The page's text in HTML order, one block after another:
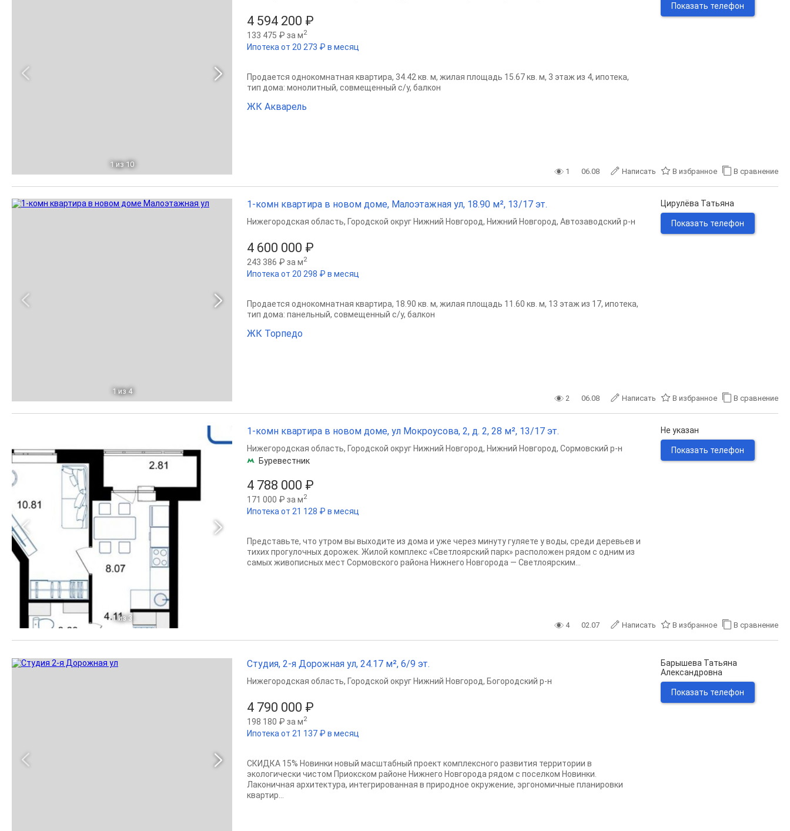
1 из 10
4 594 200 ₽
133 475 ₽ за м2
Ипотека от 20 273 ₽ в месяц
Продается однокомнатная квартира, 34.42 кв. м, жилая площадь 15.67 кв. м, 3 этаж из 4, ипотека,
тип дома: монолитный, совмещенный с/у, балкон
ЖК Акварель
Показать телефон
1 06.08 Написать В избранное В сравнение
1 из 4
1-комн квартира в новом доме, Малоэтажная ул, 18.90 м², 13/17 эт.
4 600 000 ₽
243 386 ₽ за м2
Ипотека от 20 298 ₽ в месяц
Нижегородская область, Городской округ Нижний Новгород, Нижний Новгород, Автозаводский р-н
Продается однокомнатная квартира, 18.90 кв. м, жилая площадь 11.60 кв. м, 13 этаж из 17, ипотека,
тип дома: панельный, совмещенный с/у, балкон
ЖК Торпедо
Цирулёва Татьяна
Показать телефон
2 06.08 Написать В избранное В сравнение
1 из 3
1-комн квартира в новом доме, ул Мокроусова, 2, д. 2, 28 м², 13/17 эт.
4 788 000 ₽
171 000 ₽ за м2
Ипотека от 21 128 ₽ в месяц
Нижегородская область, Городской округ Нижний Новгород, Нижний Новгород, Сормовский р-н
Буревестник
Представьте, что утром вы выходите из дома и уже через минуту гуляете у воды, среди деревьев и
тихих прогулочных дорожек. Жилой комплекс «Светлоярский парк» расположен рядом с одним из
самых живописных мест Сормовского района Нижнего Новгорода — Светлоярским...
Не указан
Показать телефон
4 02.07 Написать В избранное В сравнение
Студия, 2-я Дорожная ул, 24.17 м², 6/9 эт.
4 790 000 ₽
198 180 ₽ за м2
Ипотека от 21 137 ₽ в месяц
Нижегородская область, Городской округ Нижний Новгород, Богородский р-н
СКИДКА 15% Новинки новый масштабный проект комплексного развития территории в
экологически чистом Приокском районе Нижнего Новгорода рядом с поселком Новинки.
Лаконичная архитектура, интегрированная в природное окружение, эргономичные планировки
квартир...
Барышева Татьяна
Александровна
Показать телефон